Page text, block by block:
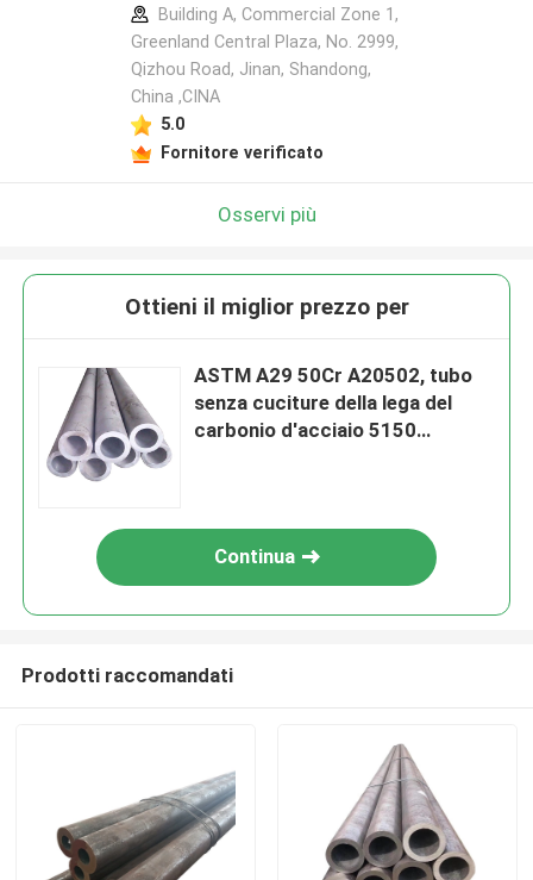
Building A, Commercial Zone 1,
Greenland Central Plaza, No. 2999,
Qizhou Road, Jinan, Shandong,
China ,CINA
5.0
Fornitore verificato
Osservi più
Ottieni il miglior prezzo per
ASTM A29 50Cr A20502, tubo
senza cuciture della lega del
carbonio d'acciaio 5150
Continua
Prodotti raccomandati